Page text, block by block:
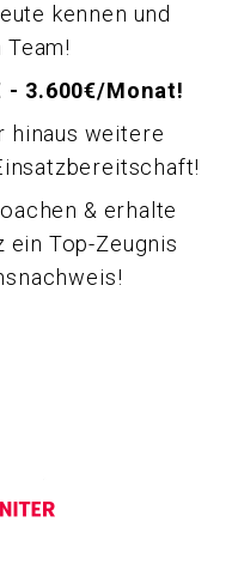
kennen und
- 3.600€/Monat!
hinaus weitere
& erhalte
ein Top-Zeugnis